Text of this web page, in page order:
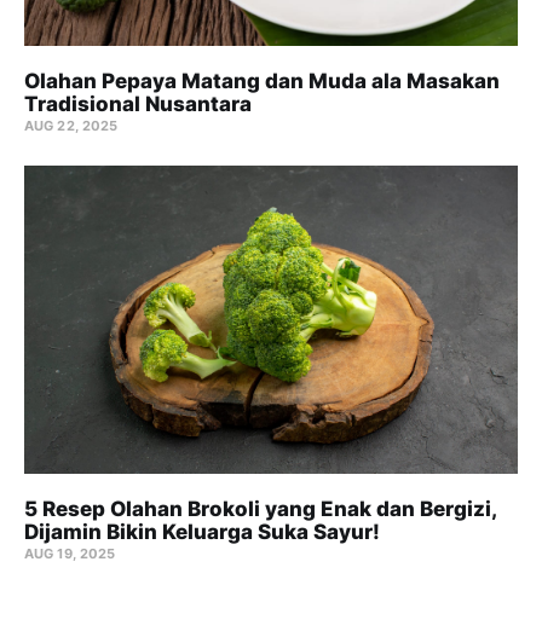
Olahan Pepaya Matang dan Muda ala Masakan
Tradisional Nusantara
AUG 22, 2025
5 Resep Olahan Brokoli yang Enak dan Bergizi,
Dijamin Bikin Keluarga Suka Sayur!
AUG 19, 2025